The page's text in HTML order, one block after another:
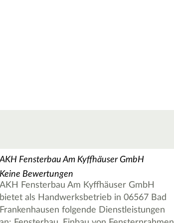
Fensterbau Am Kyffhäuser GmbH
Keine Bewertungen
AKH Fensterbau Am Kyffhäuser GmbH
bietet als Handwerksbetrieb in 06567 Bad
Frankenhausen folgende Dienstleistungen